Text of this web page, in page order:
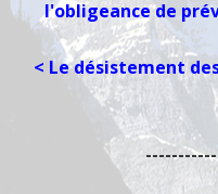
l'obligeance de
< Le désistement